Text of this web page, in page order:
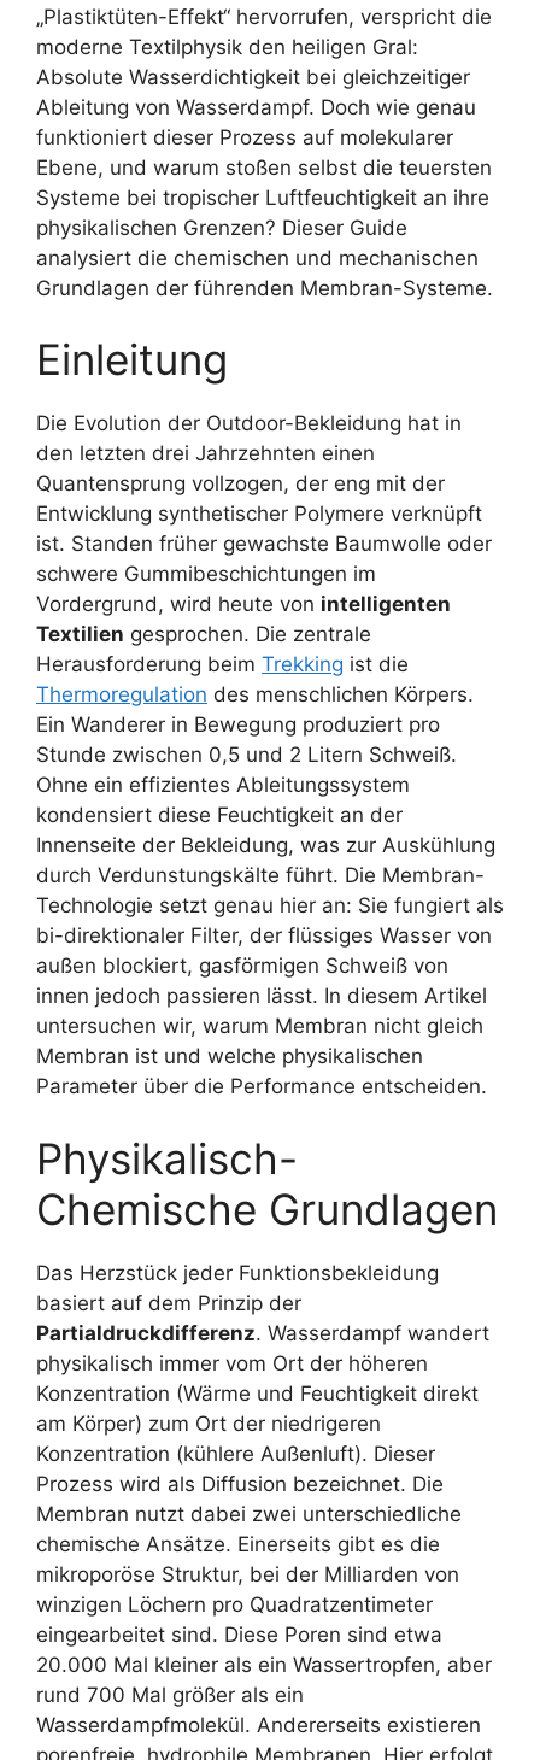
„Plastiktüten-Effekt“ hervorrufen, verspricht die
moderne Textilphysik den heiligen Gral:
Absolute Wasserdichtigkeit bei gleichzeitiger
Ableitung von Wasserdampf. Doch wie genau
funktioniert dieser Prozess auf molekularer
Ebene, und warum stoßen selbst die teuersten
Systeme bei tropischer Luftfeuchtigkeit an ihre
physikalischen Grenzen? Dieser Guide
analysiert die chemischen und mechanischen
Grundlagen der führenden Membran-Systeme.
Einleitung
Die Evolution der Outdoor-Bekleidung hat in
den letzten drei Jahrzehnten einen
Quantensprung vollzogen, der eng mit der
Entwicklung synthetischer Polymere verknüpft
ist. Standen früher gewachste Baumwolle oder
schwere Gummibeschichtungen im
Vordergrund, wird heute von intelligenten
Textilien gesprochen. Die zentrale
Herausforderung beim Trekking ist die
Thermoregulation des menschlichen Körpers.
Ein Wanderer in Bewegung produziert pro
Stunde zwischen 0,5 und 2 Litern Schweiß.
Ohne ein effizientes Ableitungssystem
kondensiert diese Feuchtigkeit an der
Innenseite der Bekleidung, was zur Auskühlung
durch Verdunstungskälte führt. Die Membran-
Technologie setzt genau hier an: Sie fungiert als
bi-direktionaler Filter, der flüssiges Wasser von
außen blockiert, gasförmigen Schweiß von
innen jedoch passieren lässt. In diesem Artikel
untersuchen wir, warum Membran nicht gleich
Membran ist und welche physikalischen
Parameter über die Performance entscheiden.
Physikalisch-
Chemische Grundlagen
Das Herzstück jeder Funktionsbekleidung
basiert auf dem Prinzip der
Partialdruckdifferenz. Wasserdampf wandert
physikalisch immer vom Ort der höheren
Konzentration (Wärme und Feuchtigkeit direkt
am Körper) zum Ort der niedrigeren
Konzentration (kühlere Außenluft). Dieser
Prozess wird als Diffusion bezeichnet. Die
Membran nutzt dabei zwei unterschiedliche
chemische Ansätze. Einerseits gibt es die
mikroporöse Struktur, bei der Milliarden von
winzigen Löchern pro Quadratzentimeter
eingearbeitet sind. Diese Poren sind etwa
20.000 Mal kleiner als ein Wassertropfen, aber
rund 700 Mal größer als ein
Wasserdampfmolekül. Andererseits existieren
porenfreie, hydrophile Membranen. Hier erfolgt